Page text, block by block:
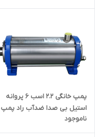
فاز مخصوص آب شور ، دریا ،
پمپ خانگی ۲.۲ اسب ۶ پروانه
استیل بی صدا ضدآب راد پمپ
5SS06 | پمپ دو و دو دهم اسب
سایلنت
ناموجود